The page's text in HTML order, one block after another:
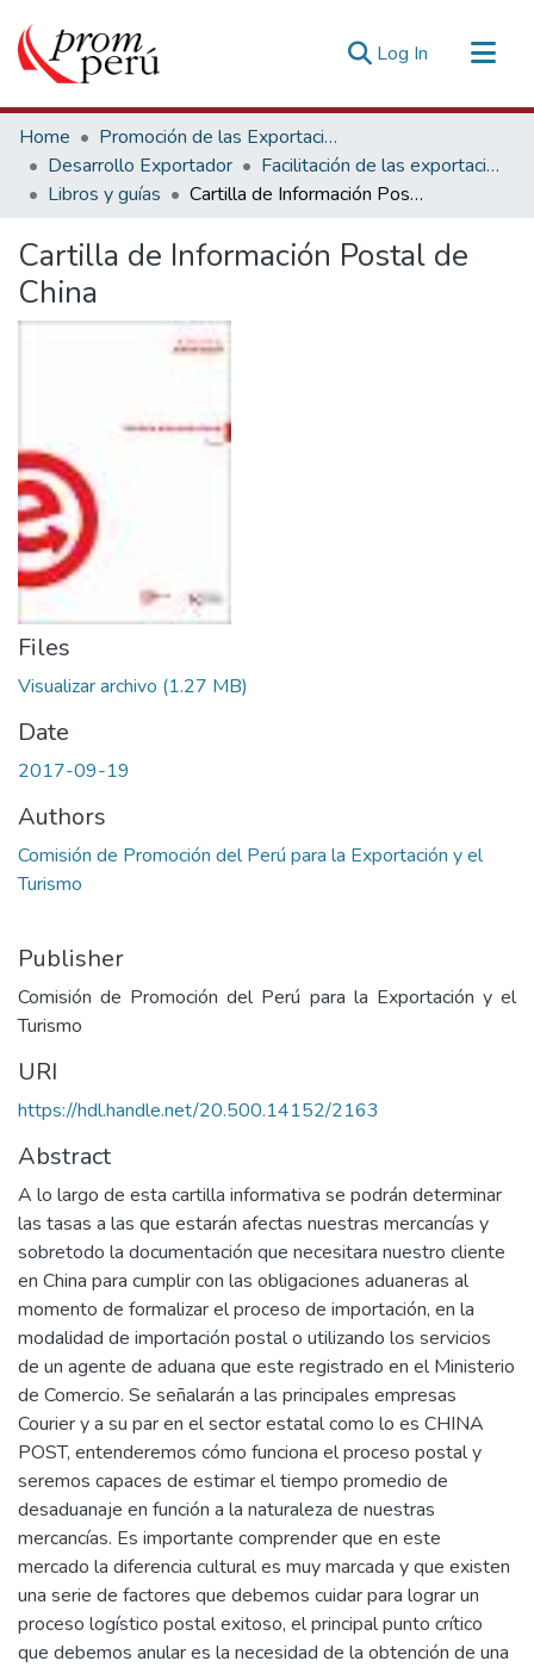
Log In (current)
Communities & Collections
All of DSpace
Statistics
Home
Promoción de las Exportaciones
Desarrollo Exportador
Facilitación de las exportaciones
Libros y guías
Cartilla de Información Postal de China
Cartilla de Información Postal de
China
Files
Visualizar archivo (1.27 MB)
Date
2017-09-19
Authors
Comisión de Promoción del Perú para la Exportación y el
Turismo
Publisher
Comisión de Promoción del Perú para la Exportación y el
Turismo
URI
https://hdl.handle.net/20.500.14152/2163
Abstract
A lo largo de esta cartilla informativa se podrán determinar
las tasas a las que estarán afectas nuestras mercancías y
sobretodo la documentación que necesitara nuestro cliente
en China para cumplir con las obligaciones aduaneras al
momento de formalizar el proceso de importación, en la
modalidad de importación postal o utilizando los servicios
de un agente de aduana que este registrado en el Ministerio
de Comercio. Se señalarán a las principales empresas
Courier y a su par en el sector estatal como lo es CHINA
POST, entenderemos cómo funciona el proceso postal y
seremos capaces de estimar el tiempo promedio de
desaduanaje en función a la naturaleza de nuestras
mercancías. Es importante comprender que en este
mercado la diferencia cultural es muy marcada y que existen
una serie de factores que debemos cuidar para lograr un
proceso logístico postal exitoso, el principal punto crítico
que debemos anular es la necesidad de la obtención de una